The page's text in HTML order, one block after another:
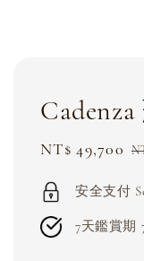
Sale
NT$ 49,700
安全支付
7天鑑賞期